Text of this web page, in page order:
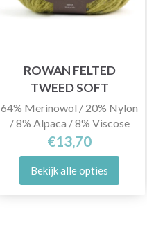
ROWAN FELTED
TWEED SOFT
64% Merinowol / 20% Nylon
/ 8% Alpaca / 8% Viscose
€13,70
Bekijk alle opties